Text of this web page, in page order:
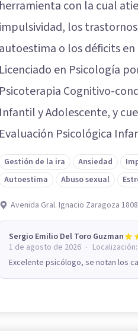
herramienta con la cual
impulsividad, los
autoestima o los déficits
Licenciado en Psicología
Psicoterapia Cognitivo-
Infantil y Adolescente, y
Evaluación Psicológica
Gestión de la ira Ansiedad
Autoestima
Abuso sexual
Avenida Gral. Ignacio Zaragoza
Sergio Emilio Del Toro Guzman
1 de agosto de 2026 · Localización:
Excelente psicólogo, se notan los